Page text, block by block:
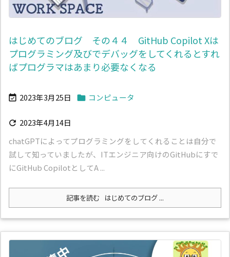
はじめてのブログ その４４ GitHub Copilot Xは
プログラミング及びでデバッグをしてくれるとすれ
ばプログラマはあまり必要なくなる
 2023年3月25日  コンピュータ
 2023年4月14日
chatGPTによってプログラミングをしてくれることは自分で
試して知っていましたが、ITエンジニア向けのGitHubにすで
にGitHub CopilotとしてA ...
記事を読む はじめてのブログ ...